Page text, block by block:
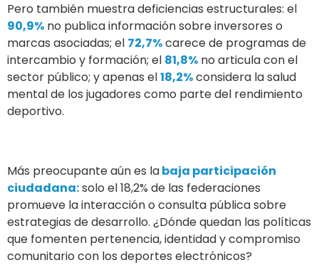
Pero también muestra deficiencias estructurales: el
90,9% no publica información sobre inversores o
marcas asociadas; el 72,7%carece de programas de
intercambio y formación; el 81,8% no articula con el
sector público; y apenas el18,2%considera la salud
mental de los jugadores como parte del rendimiento
deportivo.
Más preocupante aún es labaja participación
ciudadana:solo el 18,2% de las federaciones
promueve la interacción o consulta pública sobre
estrategias de desarrollo. ¿Dónde quedan las políticas
que fomenten pertenencia, identidad y compromiso
comunitario con los deportes electrónicos?